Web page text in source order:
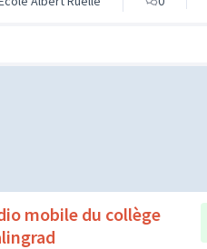
mobile du collège